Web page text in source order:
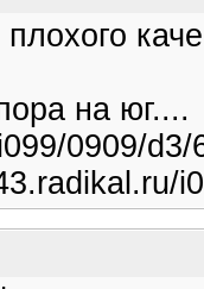
на юг....
0909/